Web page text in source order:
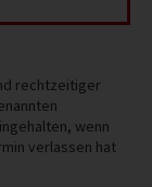
rechtzeitiger
wenn
verlassen hat